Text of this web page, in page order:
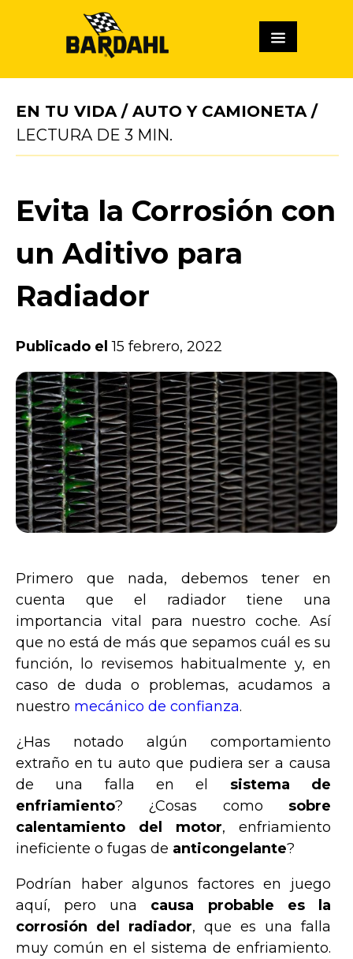
EN TU VIDA/ AUTO Y CAMIONETA/
LECTURA DE 3 MIN.
Evita la Corrosión con
un Aditivo para
Radiador
Publicado el15 febrero, 2022
Primero que nada, debemos tener en
cuenta que el radiador tiene una
importancia vital para nuestro coche. Así
que no está de más que sepamos cuál es su
función, lo revisemos habitualmente y, en
caso de duda o problemas, acudamos a
nuestro mecánico de confianza.
¿Has notado algún comportamiento
extraño en tu auto que pudiera ser a causa
de una falla en el sistema de
enfriamiento? ¿Cosas como sobre
calentamiento del motor, enfriamiento
ineficiente o fugas de anticongelante?
Podrían haber algunos factores en juego
aquí, pero una causa probable es la
corrosión del radiador, que es una falla
muy común en el sistema de enfriamiento.